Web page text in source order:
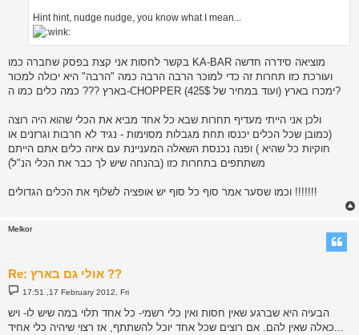
Hint hint, nudge nudge, you know what I mean...
בקשר לחסות אני קצת בפסק שחברה כמו KA-BAR מוציאה סידרה חדשה
ועורכת כזו תחרות זה כדי למוכר הרבה הרבה כמה "הרבה" היא יכולה למכור
בארץ ??? כמה כלים כמו ה-CHOPPER ימכרו בארץ (ועוד במחיר של 425$)?
ולכן אני הייתי מעדיף תחרות שבא כל אחד מביא את הכלי שהוא היה רוצה
(כמובן שכל הכלים יכנסו תחת מגבלות מסוימות - נגיד לא חרבות וגרזנים או
חוקיות כל שהיא ) ופנה נכנסת השאלה המעניינת עם איזה כלים אתם הייתם
משתתפים בתחרות כזו (בהנחה שיש לך כבר את הכלי הנ"ל)
וכמו שסער אמר סוף כל סוף יש אופציה לשלוף את הכלים הגדולים !!!!!!!
Melkor
Re: אולי גם בארץ ??
P
t
17:51 ,17 February 2012, Fri
הבעיה היא שברגע שאין חסות ואין כלי רשמי- כל אחד תלוי במה שיש לו- ויש
כאלה שאין להם. אם רוצים שכל אחד יוכל להשתתף, אז רצוי שיהיה כלי אחיד...